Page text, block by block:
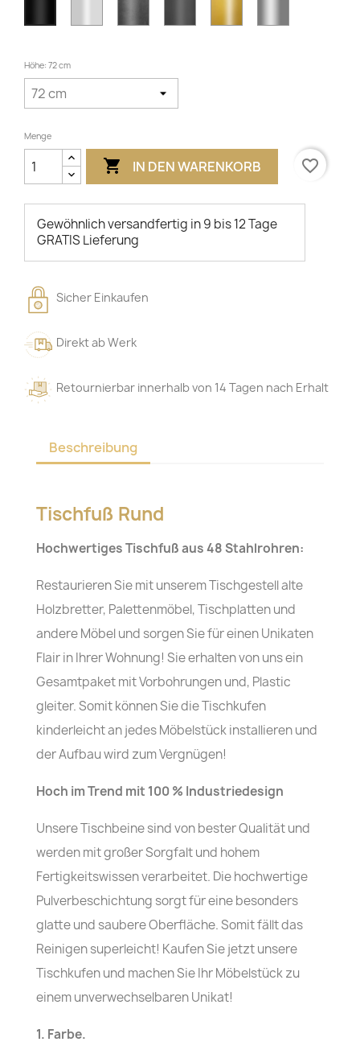
Höhe: 72 cm
Menge
 IN DEN WARENKORB favorite_border
Gewöhnlich versandfertig in 9 bis 12 Tage
GRATIS Lieferung
Sicher Einkaufen
Direkt ab Werk
Retournierbar innerhalb von 14 Tagen nach Erhalt
Beschreibung
Tischfuß Rund
Hochwertiges Tischfuß aus 48 Stahlrohren:
Restaurieren Sie mit unserem Tischgestell alte
Holzbretter, Palettenmöbel, Tischplatten und
andere Möbel und sorgen Sie für einen Unikaten
Flair in Ihrer Wohnung! Sie erhalten von uns ein
Gesamtpaket mit Vorbohrungen und, Plastic
gleiter. Somit können Sie die Tischkufen
kinderleicht an jedes Möbelstück installieren und
der Aufbau wird zum Vergnügen!
Hoch im Trend mit 100 % Industriedesign
Unsere Tischbeine sind von bester Qualität und
werden mit großer Sorgfalt und hohem
Fertigkeitswissen verarbeitet. Die hochwertige
Pulverbeschichtung sorgt für eine besonders
glatte und saubere Oberfläche. Somit fällt das
Reinigen superleicht! Kaufen Sie jetzt unsere
Tischkufen und machen Sie Ihr Möbelstück zu
einem unverwechselbaren Unikat!
1. Farbe.